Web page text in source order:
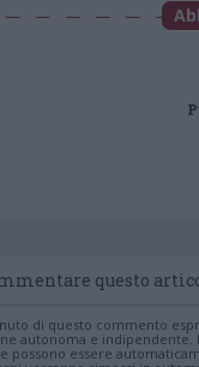
questo
di questo commento
autonoma e indipendente.
possono essere